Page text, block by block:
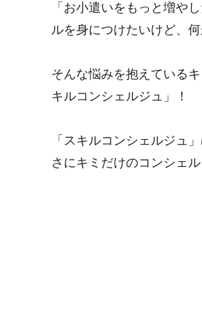
「お小遣いをもっと増や
ルを身につけたいけど、
そんな悩みを抱えている
キルコンシェルジュ」！
「スキルコンシェルジュ
さにキミだけのコンシェル